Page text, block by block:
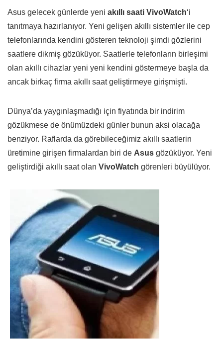
Asus gelecek günlerde yeni akıllı saati VivoWatch‘i
tanıtmaya hazırlanıyor. Yeni gelişen akıllı sistemler ile cep
telefonlarında kendini gösteren teknoloji şimdi gözlerini
saatlere dikmiş gözüküyor. Saatlerle telefonların birleşimi
olan akıllı cihazlar yeni yeni kendini göstermeye başla da
ancak birkaç firma akıllı saat geliştirmeye girişmişti.
Dünya’da yaygınlaşmadığı için fiyatında bir indirim
gözükmese de önümüzdeki günler bunun aksi olacağa
benziyor. Raflarda da görebileceğimiz akıllı saatlerin
üretimine girişen firmalardan biri de Asus gözüküyor. Yeni
geliştirdiği akıllı saat olan VivoWatch görenleri büyülüyor.